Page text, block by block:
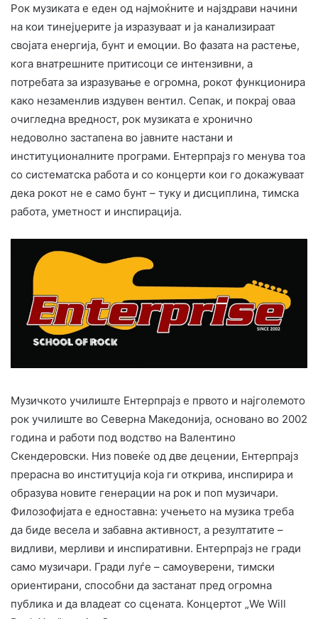
Рок музиката е еден од најмоќните и најздрави начини
на кои тинејџерите ја изразуваат и ја канализираат
својата енергија, бунт и емоции. Во фазата на растење,
кога внатрешните притисоци се интензивни, а
потребата за изразување е огромна, рокот функционира
како незаменлив издувен вентил. Сепак, и покрај оваа
очигледна вредност, рок музиката е хронично
недоволно застапена во јавните настани и
институционалните програми. Ентерпрајз го менува тоа
со систематска работа и со концерти кои го докажуваат
дека рокот не е само бунт – туку и дисциплина, тимска
работа, уметност и инспирација.
Музичкото училиште Ентерпрајз е првото и најголемото
рок училиште во Северна Македонија, основано во 2002
година и работи под водство на Валентино
Скендеровски. Низ повеќе од две децении, Ентерпрајз
прерасна во институција која ги открива, инспирира и
образува новите генерации на рок и поп музичари.
Филозофијата е едноставна: учењето на музика треба
да биде весела и забавна активност, а резултатите –
видливи, мерливи и инспиративни. Ентерпрајз не гради
само музичари. Гради луѓе – самоуверени, тимски
ориентирани, способни да застанат пред огромна
публика и да владеат со сцената. Концертот „We Will